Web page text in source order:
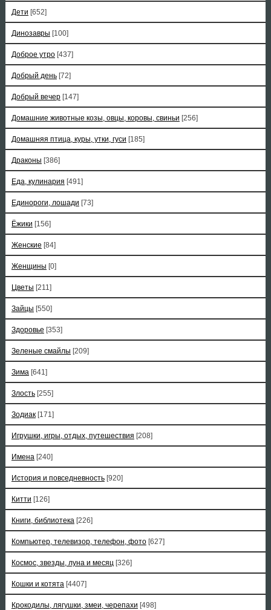
Дети [652]
Динозавры [100]
Доброе утро [437]
Добрый день [72]
Добрый вечер [147]
Домашние животные козы, овцы, коровы, свиньи [256]
Домашняя птица, куры, утки, гуси [185]
Драконы [386]
Еда, кулинария [491]
Единороги, лошади [73]
Ёжики [156]
Женские [84]
Женщины [0]
Цветы [211]
Зайцы [550]
Здоровье [353]
Зеленые смайлы [209]
Зима [641]
Злость [255]
Зодиак [171]
Игрушки, игры, отдых, путешествия [208]
Имена [240]
История и повседневность [920]
Китти [126]
Книги, библиотека [226]
Компьютер, телевизор, телефон, фото [627]
Космос, звезды, луна и месяц [326]
Кошки и котята [4407]
Крокодилы, лягушки, змеи, черепахи [498]